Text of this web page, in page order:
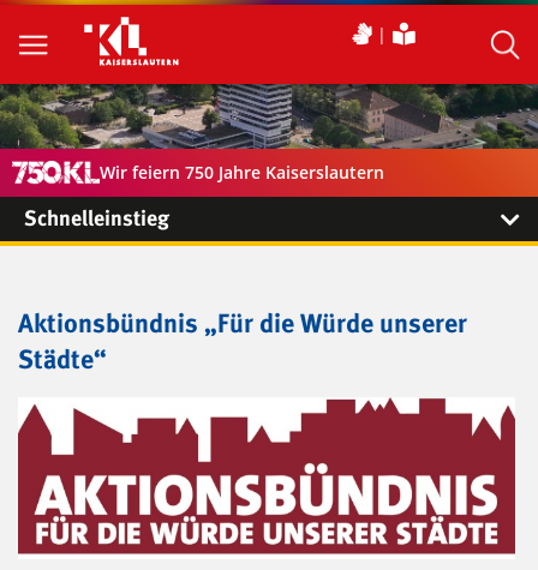
Wir feiern 750 Jahre Kaiserslautern
Schnelleinstieg
Aktionsbündnis „Für die Würde unserer
Städte“